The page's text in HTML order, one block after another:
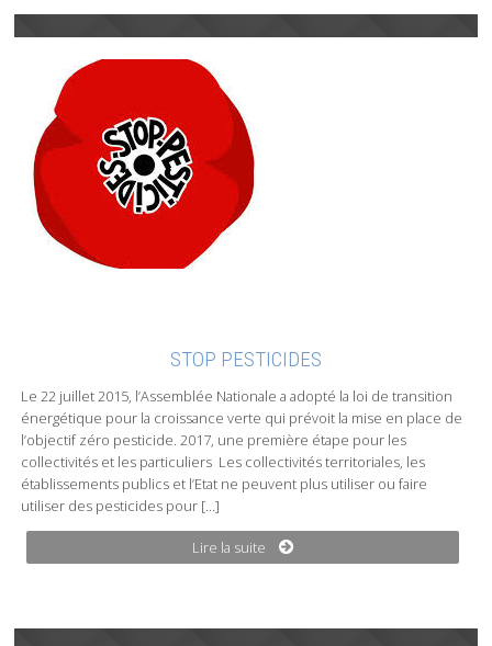
STOP PESTICIDES
Le 22 juillet 2015, l’Assemblée Nationale a adopté la loi de transition
énergétique pour la croissance verte qui prévoit la mise en place de
l’objectif zéro pesticide. 2017, une première étape pour les
collectivités et les particuliers Les collectivités territoriales, les
établissements publics et l’Etat ne peuvent plus utiliser ou faire
utiliser des pesticides pour […]
Lire la suite